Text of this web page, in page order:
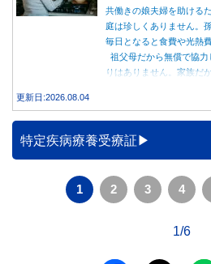
共働きの娘夫婦を助ける
庭は珍しくありません。
毎日となると食費や光熱
祖父母だから無償で協力
りはありません。家族だ
更新日:2026.08.04
特定疾病療養受療証
1 2 3 4
1/6